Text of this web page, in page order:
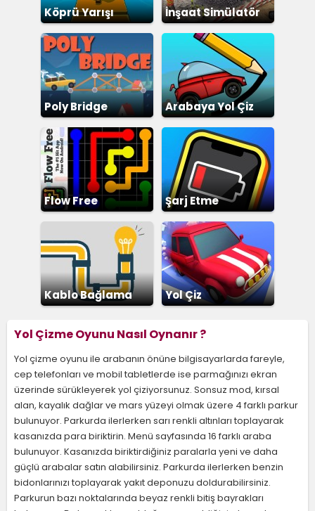
Köprü Yarışı İnşaat Simülatör
Poly Bridge Arabaya Yol Çiz
Flow Free Şarj Etme
Kablo Bağlama Yol Çiz
Yol Çizme Oyunu Nasıl Oynanır ?
Yol çizme oyunu ile arabanın önüne bilgisayarlarda fareyle,
cep telefonları ve mobil tabletlerde ise parmağınızı ekran
üzerinde sürükleyerek yol çiziyorsunuz. Sonsuz mod, kırsal
alan, kayalık dağlar ve mars yüzeyi olmak üzere 4 farklı parkur
bulunuyor. Parkurda ilerlerken sarı renkli altınları toplayarak
kasanızda para biriktirin. Menü sayfasında 16 farklı araba
bulunuyor. Kasanızda biriktirdiğiniz paralarla yeni ve daha
güçlü arabalar satın alabilirsiniz. Parkurda ilerlerken benzin
bidonlarınızı toplayarak yakıt deponuzu doldurabilirsiniz.
Parkurun bazı noktalarında beyaz renkli bitiş bayrakları